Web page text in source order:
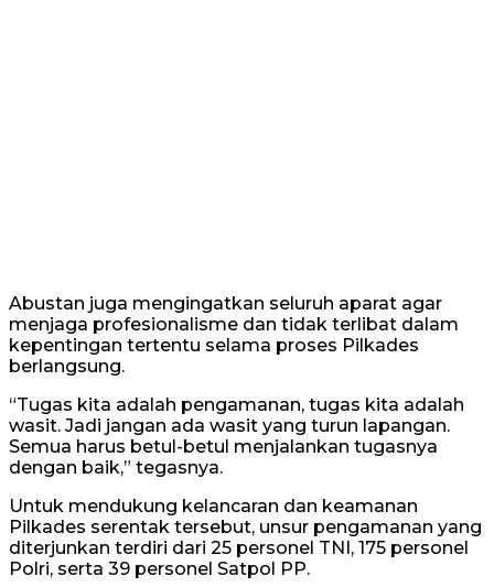
Abustan juga mengingatkan seluruh aparat agar
menjaga profesionalisme dan tidak terlibat dalam
kepentingan tertentu selama proses Pilkades
berlangsung.
“Tugas kita adalah pengamanan, tugas kita adalah
wasit. Jadi jangan ada wasit yang turun lapangan.
Semua harus betul-betul menjalankan tugasnya
dengan baik,” tegasnya.
Untuk mendukung kelancaran dan keamanan
Pilkades serentak tersebut, unsur pengamanan yang
diterjunkan terdiri dari 25 personel TNI, 175 personel
Polri, serta 39 personel Satpol PP.